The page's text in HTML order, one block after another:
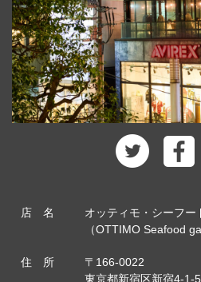
店 名
オッティモ・シーフー
（OTTIMO Seafood
住 所
〒166-0022
東京都新宿区新宿4-1-